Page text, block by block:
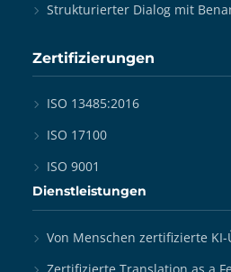
Strukturierter Dialog mit
Zertifizierungen
ISO 13485:2016
ISO 17100
ISO 9001
Dienstleistungen
Von Menschen zertifizierte